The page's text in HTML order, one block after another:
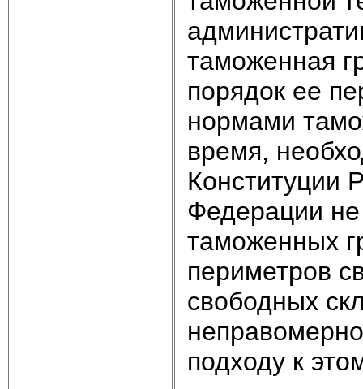
таможенная
порядок ее
нормами
время,
Конституции
Федерации не
таможенных
периметров
свободных
подходу к